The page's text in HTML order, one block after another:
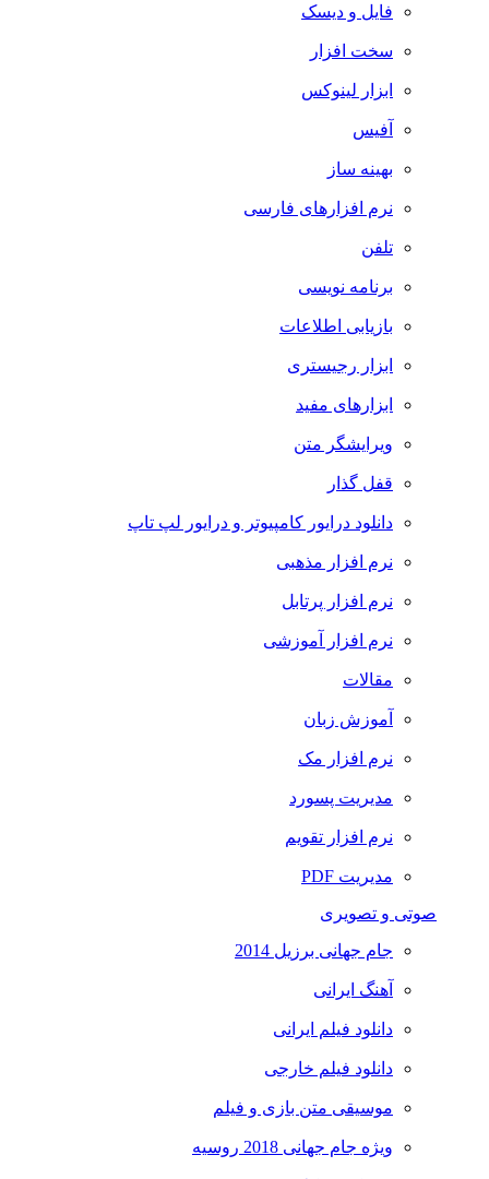
فایل و دیسک
سخت افزار
ابزار لینوکس
آفیس
بهینه ساز
نرم افزارهای فارسی
تلفن
برنامه نویسی
بازیابی اطلاعات
ابزار رجیستری
ابزارهای مفید
ویرایشگر متن
قفل گذار
دانلود درایور کامپیوتر و درایور لپ تاپ
نرم افزار مذهبی
نرم افزار پرتابل
نرم افزار آموزشی
مقالات
آموزش زبان
نرم افزار مک
مدیریت پسورد
نرم افزار تقویم
مدیریت PDF
صوتی و تصویری
جام جهانی برزیل 2014
آهنگ ایرانی
دانلود فیلم ایرانی
دانلود فیلم خارجی
موسیقی متن بازی و فیلم
ویژه جام جهانی 2018 روسیه